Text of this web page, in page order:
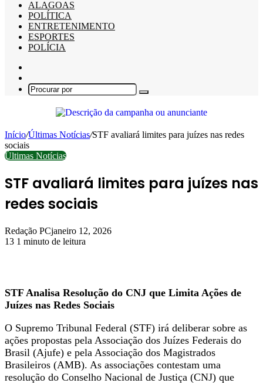
ALAGOAS
POLÍTICA
ENTRETENIMENTO
ESPORTES
POLÍCIA
skin
Procurar
Início/Últimas Notícias/STF avaliará limites para juízes nas redes
sociais
Últimas Notícias
STF avaliará limites para juízes nas
redes sociais
Redação PCjaneiro 12, 2026
13 1 minuto de leitura
STF Analisa Resolução do CNJ que Limita Ações de
Juízes nas Redes Sociais
O Supremo Tribunal Federal (STF) irá deliberar sobre as
ações propostas pela Associação dos Juízes Federais do
Brasil (Ajufe) e pela Associação dos Magistrados
Brasileiros (AMB). As associações contestam uma
resolução do Conselho Nacional de Justiça (CNJ) que